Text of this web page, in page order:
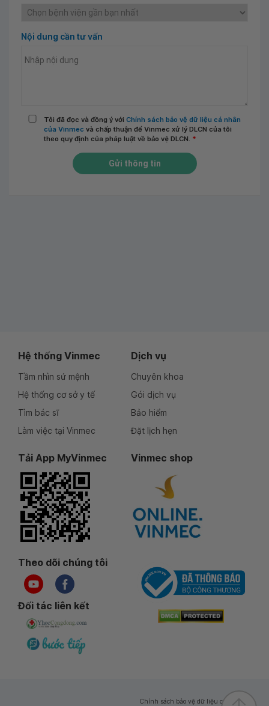
Nội dung cần tư vấn
Tôi đã đọc và đồng ý với Chính sách bảo vệ dữ liệu cá nhân
của Vinmec và chấp thuận để Vinmec xử lý DLCN của tôi
theo quy định của pháp luật về bảo vệ DLCN. *
Gửi thông tin
Hệ thống Vinmec
Tầm nhìn sứ mệnh
Hệ thống cơ sở y tế
Tìm bác sĩ
Làm việc tại Vinmec
Dịch vụ
Chuyên khoa
Gói dịch vụ
Bảo hiểm
Đặt lịch hẹn
Tải App MyVinmec Vinmec shop
Theo dõi chúng tôi
Đối tác liên kết
Chính sách bảo vệ dữ liệu cá nhân